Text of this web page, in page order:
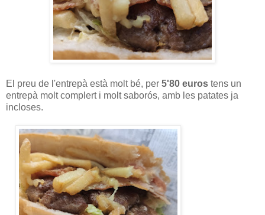
El preu de l'entrepà està molt bé, per 5'80 euros tens un
entrepà molt complert i molt saborós, amb les patates ja
incloses.